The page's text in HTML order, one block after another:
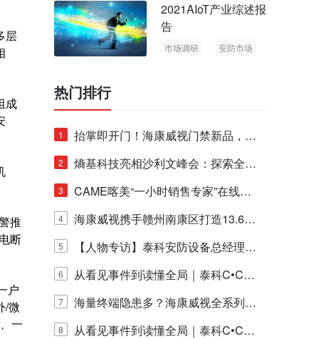
层
成
推
断
户
/微
一
2021AIoT产业综述报
告
市场调研
安防市场
热门排行
1
抬掌即开门！海康威视门禁新品，不
止认人脸，更认"掌"中静脉！
2
熵基科技亮相沙利文峰会：探索全栈
脑机技术商业化生态新路径
3
CAME喀美“一小时销售专家”在线赋
能培训正式启动！
4
海康威视携手赣州南康区打造13.6公
里绿波网
5
【人物专访】泰科安防设备总经理张
宁解码安防出海新范式
6
从看见事件到读懂全局｜泰科C•CUR
E IQ 3.20开启安防运营智能新时代
7
海量终端隐患多？海康威视全系列物
联安全产品，四层守护更放心！
8
从看见事件到读懂全局｜泰科C•CUR